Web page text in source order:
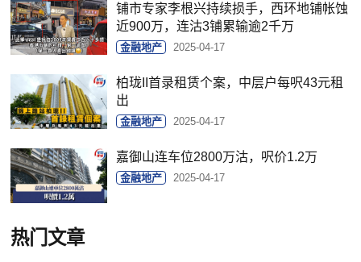
铺市专家李根兴持续损手，西环地铺帐蚀
近900万，连沽3铺累输逾2千万
金融地产 2025-04-17
柏珑II首录租赁个案，中层户每呎43元租
出
金融地产 2025-04-17
嘉御山连车位2800万沽，呎价1.2万
金融地产 2025-04-17
热门文章